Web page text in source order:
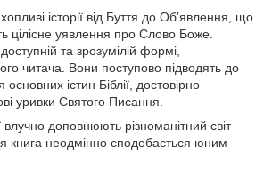
історії від Буття до Обʼявлення, що
цілісне уявлення про Слово Боже.
та зрозумілій формі,
читача. Вони поступово підводять до
істин Біблії, достовірно
уривки Святого Писання.
влучно доповнюють різноманітний світ
книга неодмінно сподобається юним